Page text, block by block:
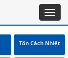
Tôn Cách Nhiệt